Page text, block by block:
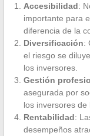
Accesibilidad:
importante para
diferencia de la
Diversificación:
el riesgo se
los inversores.
Gestión
asegurada por
los inversores de
Rentabilidad:
desempeños